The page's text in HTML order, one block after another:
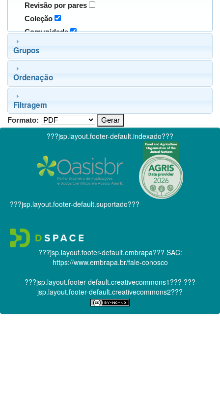
Revisão por pares
Coleção
Comunidade
Grupos
Ordenação
Filtragem
Formato:
???jsp.layout.footer-default.indexado???
???jsp.layout.footer-default.suportado???
???jsp.layout.footer-default.embrapa??? SAC:
https://www.embrapa.br/fale-conosco
???jsp.layout.footer-default.creativecommons1??? ???
jsp.layout.footer-default.creativecommons2???